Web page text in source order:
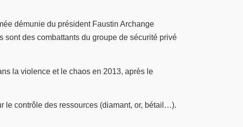
démunie du président Faustin Archange
des combattants du groupe de sécurité privé
la violence et le chaos en 2013, après le
le contrôle des ressources (diamant, or, bétail…).